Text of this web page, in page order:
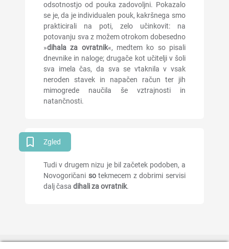
odsotnostjo od pouka zadovoljni. Pokazalo
se je, da je individualen pouk, kakršnega smo
prakticirali na poti, zelo učinkovit: na
potovanju sva z možem otrokom dobesedno
»dihala za ovratnik«, medtem ko so pisali
dnevnike in naloge; drugače kot učitelji v šoli
sva imela čas, da sva se vtaknila v vsak
neroden stavek in napačen račun ter jih
mimogrede naučila še vztrajnosti in
natančnosti.
Zgled
Tudi v drugem nizu je bil začetek podoben, a
Novogoričani sotekmecem z dobrimi servisi
dalj časa dihali za ovratnik.